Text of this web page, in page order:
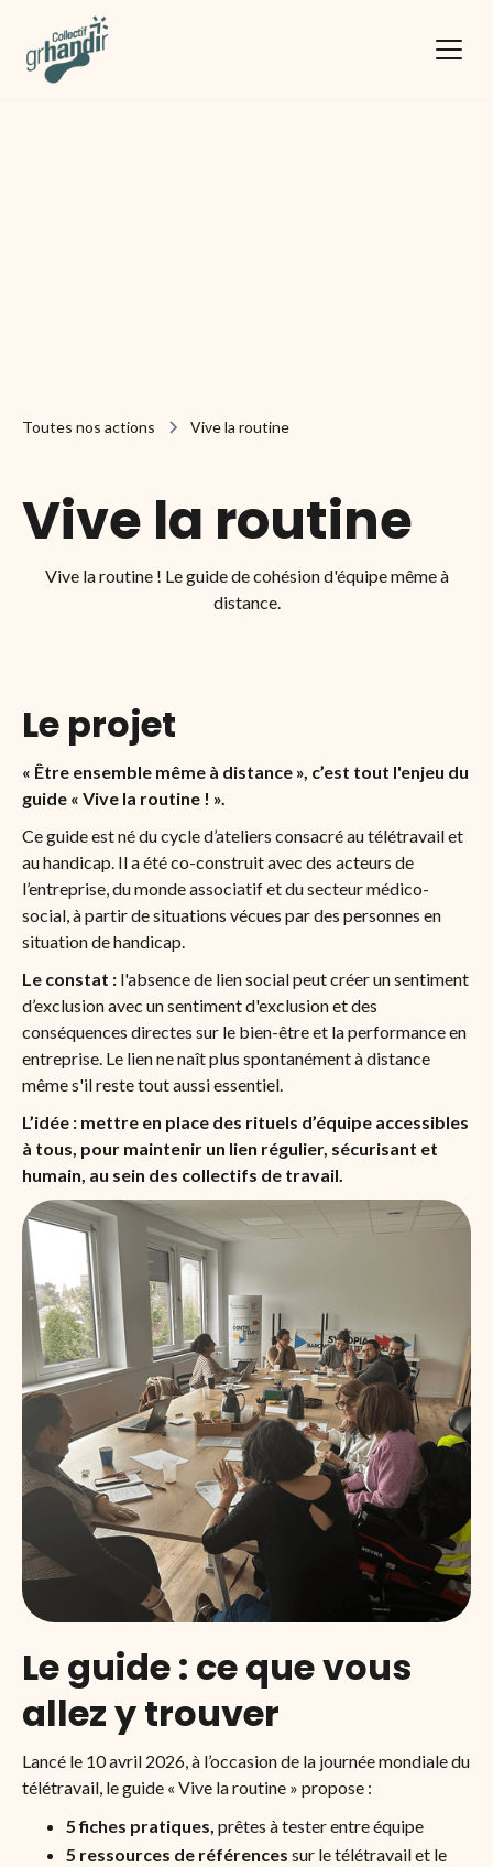
Toutes nos actions Vive la routine
Vive la routine
Vive la routine ! Le guide de cohésion d'équipe même à
distance.
Le projet
« Être ensemble même à distance », c’est tout l'enjeu du
guide « Vive la routine ! ».
Ce guide est né du cycle d’ateliers consacré au télétravail et
au handicap. Il a été co-construit avec des acteurs de
l’entreprise, du monde associatif et du secteur médico-
social, à partir de situations vécues par des personnes en
situation de handicap.
Le constat : l'absence de lien social peut créer un sentiment
d’exclusion avec un sentiment d'exclusion et des
conséquences directes sur le bien-être et la performance en
entreprise. Le lien ne naît plus spontanément à distance
même s'il reste tout aussi essentiel.
L’idée : mettre en place des rituels d’équipe accessibles
à tous, pour maintenir un lien régulier, sécurisant et
humain, au sein des collectifs de travail.
Le guide : ce que vous
allez y trouver
Lancé le 10 avril 2026, à l’occasion de la journée mondiale du
télétravail, le guide « Vive la routine » propose :
5 fiches pratiques, prêtes à tester entre équipe
5 ressources de références sur le télétravail et le